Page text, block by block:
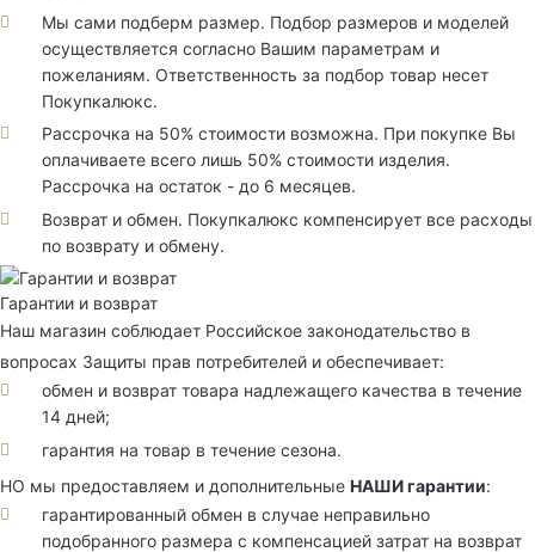
Мы сами подберм размер. Подбор размеров и моделей
осуществляется согласно Вашим параметрам и
пожеланиям. Ответственность за подбор товар несет
Покупкалюкс.
Рассрочка на 50% стоимости возможна. При покупке Вы
оплачиваете всего лишь 50% стоимости изделия.
Рассрочка на остаток - до 6 месяцев.
Возврат и обмен. Покупкалюкс компенсирует все расходы
по возврату и обмену.
Гарантии и возврат
Наш магазин соблюдает Российское законодательство в
вопросах Защиты прав потребителей и обеспечивает:
обмен и возврат товара надлежащего качества в течение
14 дней;
гарантия на товар в течение сезона.
НО мы предоставляем и дополнительные НАШИ гарантии:
гарантированный обмен в случае неправильно
подобранного размера с компенсацией затрат на возврат